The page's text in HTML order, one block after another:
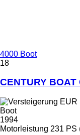
4000 Boot
18
CENTURY BOAT
EUR
Boot
1994
Motorleistung 231 PS